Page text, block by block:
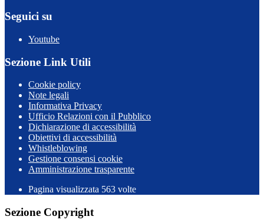
Seguici su
Youtube
Sezione Link Utili
Cookie policy
Note legali
Informativa Privacy
Ufficio Relazioni con il Pubblico
Dichiarazione di accessibilità
Obiettivi di accessibilità
Whistleblowing
Gestione consensi cookie
Amministrazione trasparente
Pagina visualizzata 563 volte
Sezione Copyright